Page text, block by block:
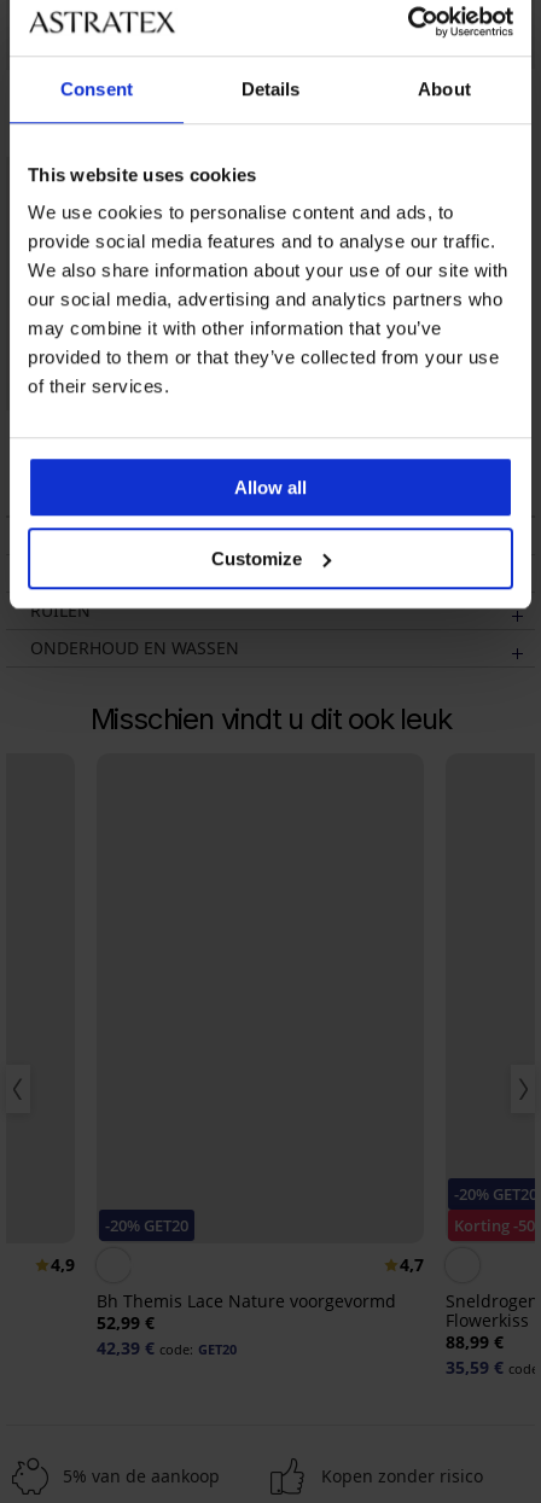
Consent Details About
This website uses cookies
We use cookies to personalise content and ads, to
provide social media features and to analyse our traffic.
We also share information about your use of our site with
our social media, advertising and analytics partners who
may combine it with other information that you’ve
provided to them or that they’ve collected from your use
of their services.
Allow all
Customize
Boxershort Tender
10,49 €
Katoenen
24,99 €
Bamboe boxershort
16,99 €
Black II naadloos
BESCHRIJVING
VERZENDING EN BETALING
RUILEN
ONDERHOUD EN WASSEN
Misschien vindt u dit ook leuk
4,9
-20% GET20
4,7
Bh Themis Lace Nature voorgevormd
52,99 €
42,39 € code: GET20
-20% GET20
Korting -
Flowerkiss
88,99 €
35,59 €
5% van de aankoop Kopen zonder risico